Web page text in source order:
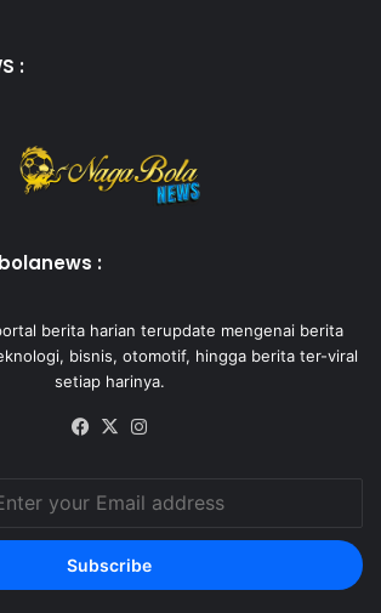
:
:
berita harian terupdate mengenai berita
bisnis, otomotif, hingga berita ter-viral
setiap harinya.
Facebook
X